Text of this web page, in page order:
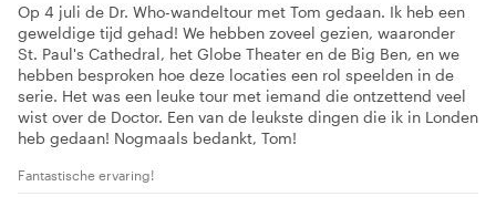
Op 4 juli de Dr. Who-wandeltour met Tom gedaan. Ik heb een
geweldige tijd gehad! We hebben zoveel gezien, waaronder
St. Paul's Cathedral, het Globe Theater en de Big Ben, en we
hebben besproken hoe deze locaties een rol speelden in de
serie. Het was een leuke tour met iemand die ontzettend veel
wist over de Doctor. Een van de leukste dingen die ik in Londen
heb gedaan! Nogmaals bedankt, Tom!
Fantastische ervaring!